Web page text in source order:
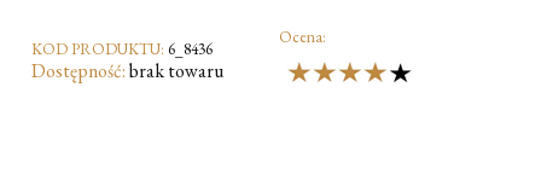
KOD PRODUKTU: 6_8436
Dostępność:brak towaru
Ocena: